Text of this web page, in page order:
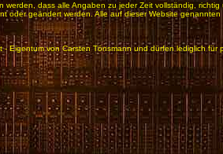
dass alle Angaben zu jeder Zeit vollständig,
geändert werden. Alle auf dieser Website
von Carsten Tönsmann und dürfen lediglich